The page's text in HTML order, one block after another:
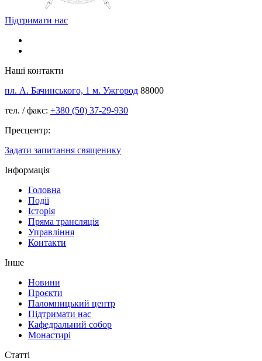
Підтримати нас
Наші контакти
пл. А. Бачинського, 1 м. Ужгород 88000
тел. / факс: +380 (50) 37-29-930
Пресцентр:
Задати запитання священику
Інформація
Головна
Події
Історія
Пряма трансляція
Управління
Контакти
Інше
Новини
Проєкти
Паломницький центр
Підтримати нас
Кафедральний собор
Монастирі
Статті